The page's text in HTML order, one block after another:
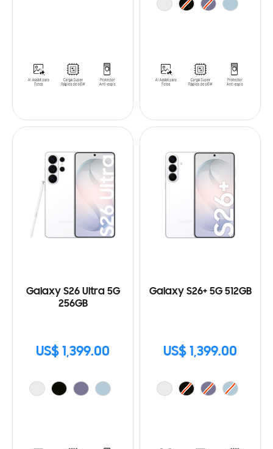
Galaxy S26 Ultra 5G
256GB
US$ 1,399.00
Galaxy S26+ 5G 512GB
US$ 1,399.00